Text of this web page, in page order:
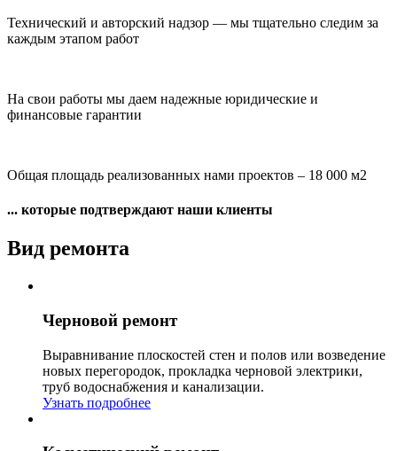
Технический и авторский надзор — мы тщательно следим за
каждым этапом работ
На свои работы мы даем надежные юридические и
финансовые гарантии
Общая площадь реализованных нами проектов – 18 000 м2
... которые подтверждают наши клиенты
Вид ремонта
Черновой ремонт
Выравнивание плоскостей стен и полов или возведение
новых перегородок, прокладка черновой электрики,
труб водоснабжения и канализации.
Узнать подробнее